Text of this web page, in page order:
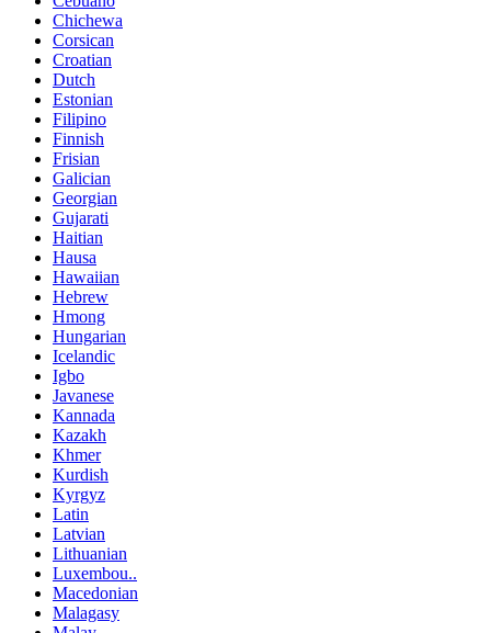
Chichewa
Corsican
Croatian
Dutch
Estonian
Filipino
Finnish
Frisian
Galician
Georgian
Gujarati
Haitian
Hausa
Hawaiian
Hebrew
Hmong
Hungarian
Icelandic
Igbo
Javanese
Kannada
Kazakh
Khmer
Kurdish
Kyrgyz
Latin
Latvian
Lithuanian
Luxembou..
Macedonian
Malagasy